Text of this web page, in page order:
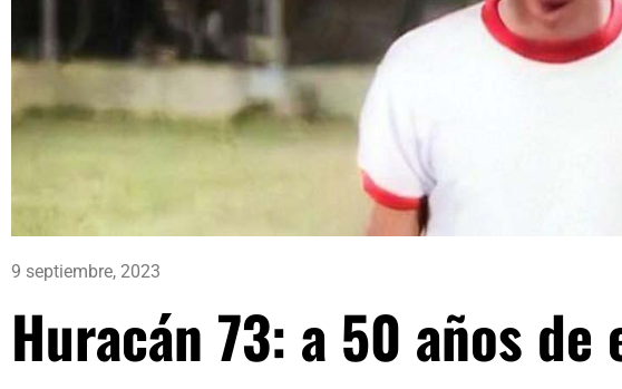
9 septiembre, 2023
Huracán 73: a 50 años